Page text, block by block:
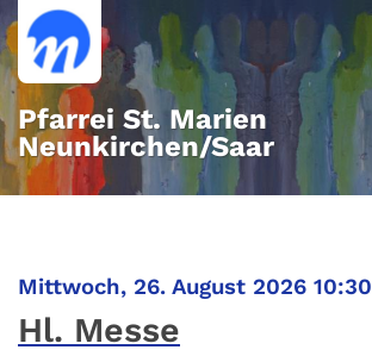
Zum Inhalt springen
Pfarrei St. Marien
Neunkirchen/Saar
Mittwoch, 26. August 2026 10:30
Hl. Messe